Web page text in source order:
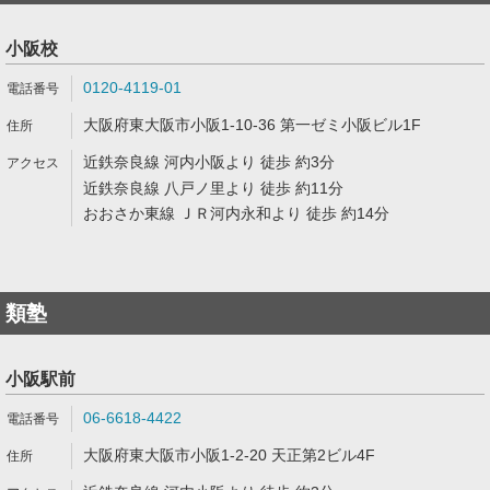
小阪校
0120-4119-01
大阪府東大阪市小阪1-10-36 第一ゼミ小阪ビル1F
近鉄奈良線 河内小阪より 徒歩 約3分
近鉄奈良線 八戸ノ里より 徒歩 約11分
おおさか東線 ＪＲ河内永和より 徒歩 約14分
類塾
小阪駅前
06-6618-4422
大阪府東大阪市小阪1-2-20 天正第2ビル4F